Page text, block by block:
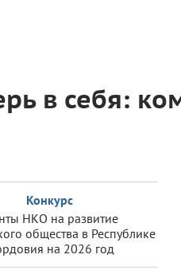
в себя:
Конкурс
НКО на развитие
общества в Республике
на 2026 год